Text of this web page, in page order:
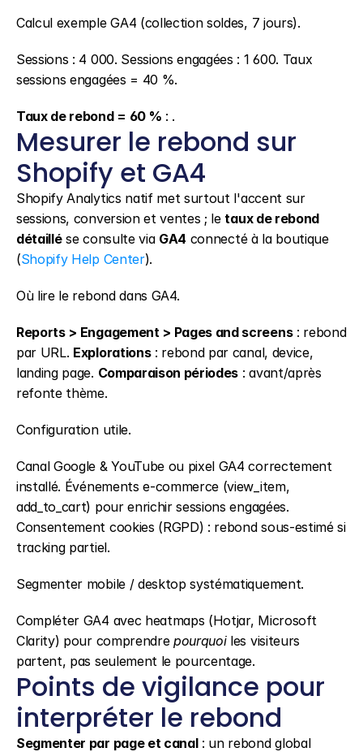
Calcul exemple GA4 (collection soldes, 7 jours).
Sessions : 4 000. Sessions engagées : 1 600. Taux
sessions engagées = 40 %.
Taux de rebond = 60 % : .
Mesurer le rebond sur
Shopify et GA4
Shopify Analytics natif met surtout l'accent sur
sessions, conversion et ventes ; le taux de rebond
détaillé se consulte via GA4 connecté à la boutique
(Shopify Help Center).
Où lire le rebond dans GA4.
Reports > Engagement > Pages and screens : rebond
par URL. Explorations : rebond par canal, device,
landing page. Comparaison périodes : avant/après
refonte thème.
Configuration utile.
Canal Google & YouTube ou pixel GA4 correctement
installé. Événements e-commerce (view_item,
add_to_cart) pour enrichir sessions engagées.
Consentement cookies (RGPD) : rebond sous-estimé si
tracking partiel.
Segmenter mobile / desktop systématiquement.
Compléter GA4 avec heatmaps (Hotjar, Microsoft
Clarity) pour comprendre pourquoi les visiteurs
partent, pas seulement le pourcentage.
Points de vigilance pour
interpréter le rebond
Segmenter par page et canal : un rebond global